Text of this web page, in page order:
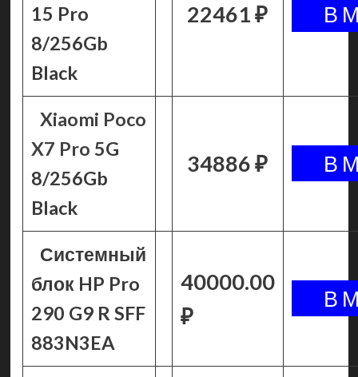
15 Pro
8/256Gb
Black
22461 ₽
Xiaomi Poco
X7 Pro 5G
8/256Gb
Black
34886 ₽
Системный
блок HP Pro
290 G9 R SFF
883N3EA
40000.00
₽